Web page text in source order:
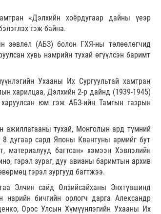
«Дэлхийн хоёрдугаар дайны үеэр
гэж байна.
(АБЗ) болон ГХЯ-ны төлөөлөгчид
хувь нэмрийн тухай өгүүлсэн баримт
Ухааны Их Сургуультай хамтран
харилцаа, Дэлхийн 2-р дайнд (1939-1945)
юм гэж АБЗ-ийн Тамгын газрын
ажиллагааны тухай, Монголын ард түмний
дугаар сард Японы Квантуны армийг бут
материалууд багтсан» хэмээн Хэвлэлийн
гэрэл зураг, дуу авианы баримтын архив
гэрэл зургууд багтжээ.
Элчин сайд Өлзийсайханы Энхтүвшинд
бичгийн орлогч дарга Александр
Орос Улсын Хүмүүнлэгийн Ухааны Их